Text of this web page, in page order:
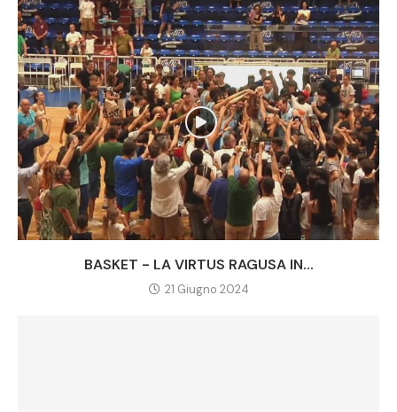
BASKET - LA VIRTUS RAGUSA IN...
21 Giugno 2024